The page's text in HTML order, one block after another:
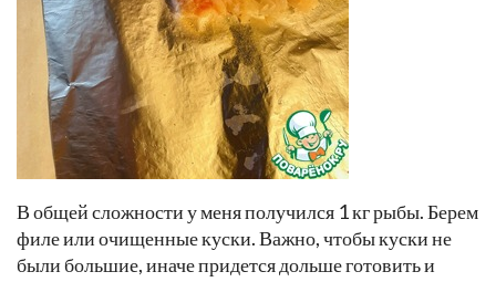
В общей сложности у меня получился 1 кг рыбы. Берем
филе или очищенные куски. Важно, чтобы куски не
были большие, иначе придется дольше готовить и